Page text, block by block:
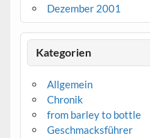
Dezember 2001
Kategorien
Allgemein
Chronik
from barley to bottle
Geschmacksführer